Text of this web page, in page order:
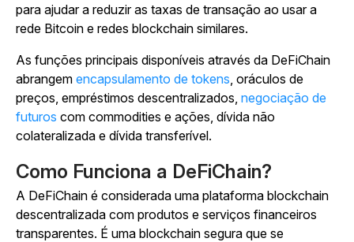
para ajudar a reduzir as taxas de transação ao usar a
rede Bitcoin e redes blockchain similares.
As funções principais disponíveis através da DeFiChain
abrangem encapsulamento de tokens, oráculos de
preços, empréstimos descentralizados, negociação de
futuros com commodities e ações, dívida não
colateralizada e dívida transferível.
Como Funciona a DeFiChain?
A DeFiChain é considerada uma plataforma blockchain
descentralizada com produtos e serviços financeiros
transparentes. É uma blockchain segura que se